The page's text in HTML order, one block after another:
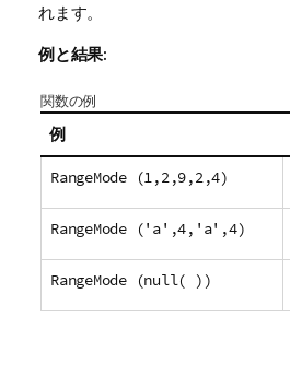
れます。
例と結果:
関数の例
例
RangeMode (1,2,9,2,4)
RangeMode ('a',4,'a',4)
RangeMode (null( ))